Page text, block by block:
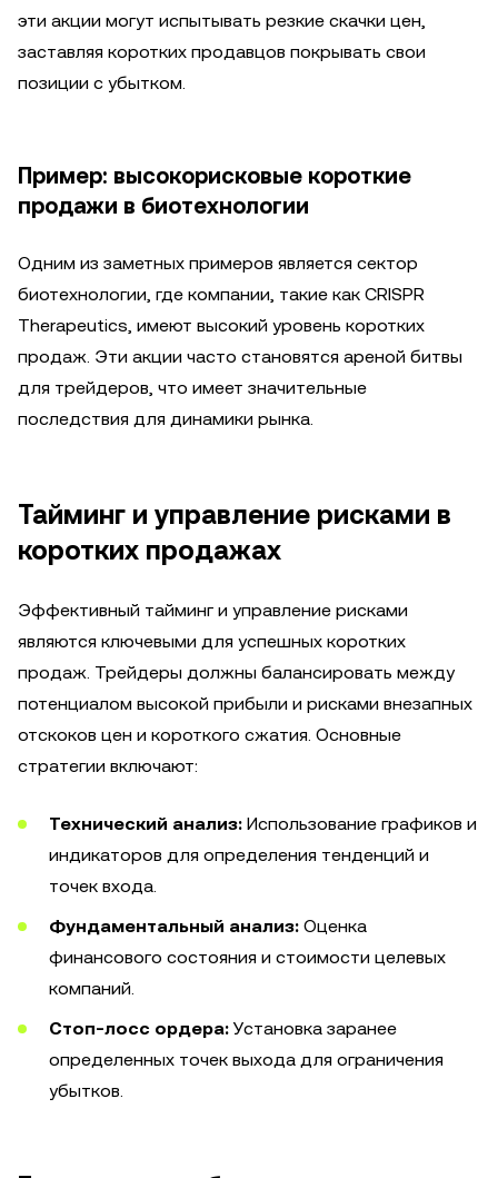
эти акции могут испытывать резкие скачки цен,
заставляя коротких продавцов покрывать свои
позиции с убытком.
Пример: высокорисковые короткие
продажи в биотехнологии
Одним из заметных примеров является сектор
биотехнологии, где компании, такие как CRISPR
Therapeutics, имеют высокий уровень коротких
продаж. Эти акции часто становятся ареной битвы
для трейдеров, что имеет значительные
последствия для динамики рынка.
Тайминг и управление рисками в
коротких продажах
Эффективный тайминг и управление рисками
являются ключевыми для успешных коротких
продаж. Трейдеры должны балансировать между
потенциалом высокой прибыли и рисками внезапных
отскоков цен и короткого сжатия. Основные
стратегии включают:
Технический анализ: Использование графиков и
индикаторов для определения тенденций и
точек входа.
Фундаментальный анализ: Оценка
финансового состояния и стоимости целевых
компаний.
Стоп-лосс ордера: Установка заранее
определенных точек выхода для ограничения
убытков.